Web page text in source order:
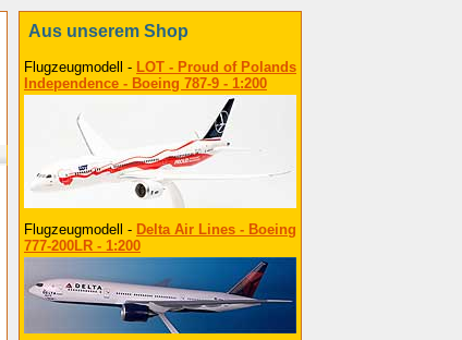
Aus unserem Shop
Flugzeugmodell - LOT - Proud of Polands
Independence - Boeing 787-9 - 1:200
Flugzeugmodell - Delta Air Lines - Boeing
777-200LR - 1:200